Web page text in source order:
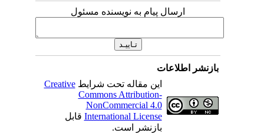
ارسال پیام به نویسنده مسئول
بازنشر اطلاعات
این مقاله تحت شرایط Creative
Commons Attribution-
NonCommercial 4.0
International Licenseقابل
بازنشر است.